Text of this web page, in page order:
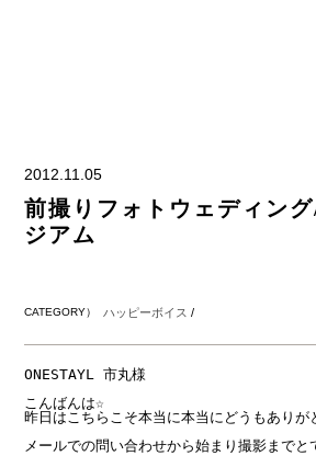
2012.11.05
前撮りフォトウェディン
ジアム
CATEGORY） ハッピーボイス /
ONESTAYL 市丸様
こんばんは☆
昨日はこちらこそ本当に本当にどうもありが
メールでの問い合わせから始まり撮影まで